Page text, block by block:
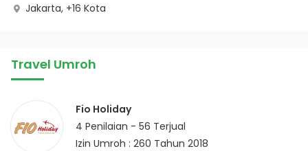
Jakarta, +16 Kota
Travel Umroh
Fio Holiday
4 Penilaian - 56 Terjual
Izin Umroh : 260 Tahun 2018